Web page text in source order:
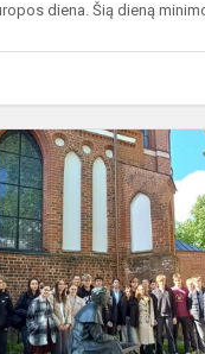
diena. Šią dieną